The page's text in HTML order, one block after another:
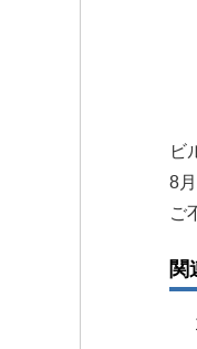
ビ
8
ご
関